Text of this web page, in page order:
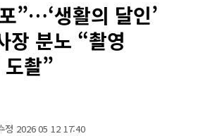
”…‘생활의 달인’
장 분노 “촬영
촬”
정 2026 05 12 17:40